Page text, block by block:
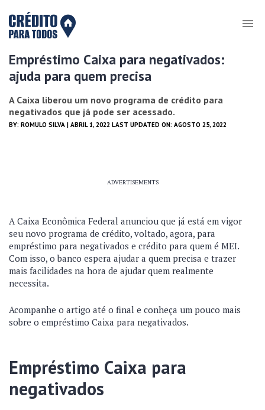
Empréstimo Caixa para negativados:
ajuda para quem precisa
A Caixa liberou um novo programa de crédito para
negativados que já pode ser acessado.
BY: ROMULO SILVA | ABRIL 1, 2022 LAST UPDATED ON: AGOSTO 25, 2022
ADVERTISEMENTS
A Caixa Econômica Federal anunciou que já está em vigor
seu novo programa de crédito, voltado, agora, para
empréstimo para negativados e crédito para quem é MEI.
Com isso, o banco espera ajudar a quem precisa e trazer
mais facilidades na hora de ajudar quem realmente
necessita.
Acompanhe o artigo até o final e conheça um pouco mais
sobre o empréstimo Caixa para negativados.
Empréstimo Caixa para
negativados